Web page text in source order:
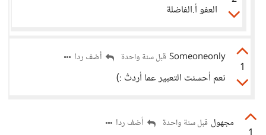
العفو أ.الفاضلة
1
Someoneonly قبل سنة واحدة أضف ردا
نعم أحسنت التعبير عما أردتُ :)
مجهول قبل سنة واحدة أضف ردا